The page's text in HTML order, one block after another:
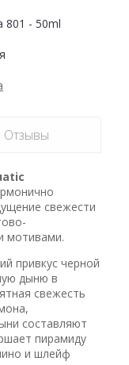
801 - 50ml
Отзывы
свежести
мотивами.
привкус черной
дыню в
свежесть
составляют
пирамиду
и шлейф